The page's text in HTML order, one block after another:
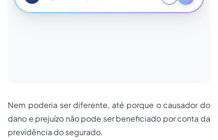
Nem poderia ser diferente, até porque o causador do
dano e prejuízo não pode ser beneficiado por conta da
previdência do segurado.